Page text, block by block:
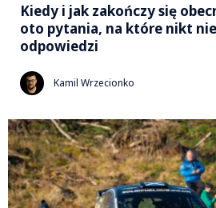
Kiedy i jak zakończy się
oto pytania, na które nikt
odpowiedzi
Kamil Wrzecionko